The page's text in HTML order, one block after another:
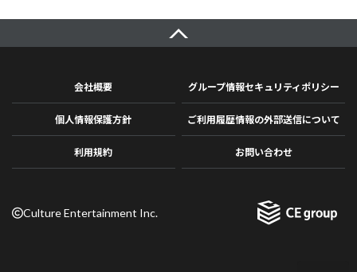
会社概要 グループ情報セキュリティポリシー
個人情報保護方針 ご利用履歴情報の外部送信について
利用規約 お問い合わせ
Culture Entertainment Inc.